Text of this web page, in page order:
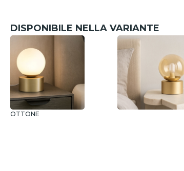
DISPONIBILE NELLA VARIANTE
OTTONE